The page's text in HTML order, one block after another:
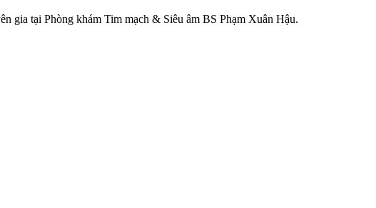
gia tại Phòng khám Tim mạch & Siêu âm BS Phạm Xuân Hậu.